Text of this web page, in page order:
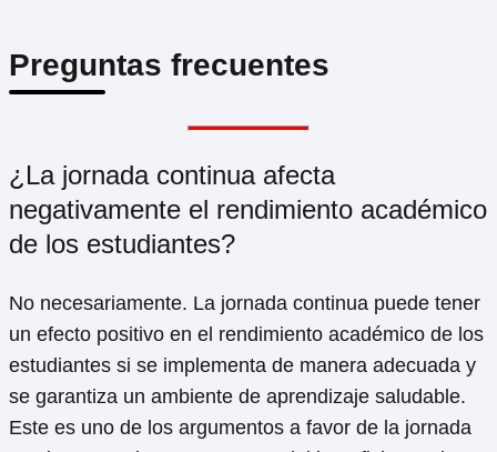
Preguntas frecuentes
¿La jornada continua afecta
negativamente el rendimiento académico
de los estudiantes?
No necesariamente. La jornada continua puede tener
un efecto positivo en el rendimiento académico de los
estudiantes si se implementa de manera adecuada y
se garantiza un ambiente de aprendizaje saludable.
Este es uno de los argumentos a favor de la jornada